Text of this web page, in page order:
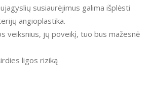
susiaurėjimus galima išplėsti
angioplastika.
veiksnius, jų poveikį, tuo bus mažesnė
ligos riziką